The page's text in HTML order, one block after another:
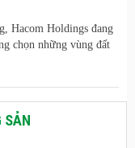
Hacom Holdings đang
chọn những vùng đất
SẢN